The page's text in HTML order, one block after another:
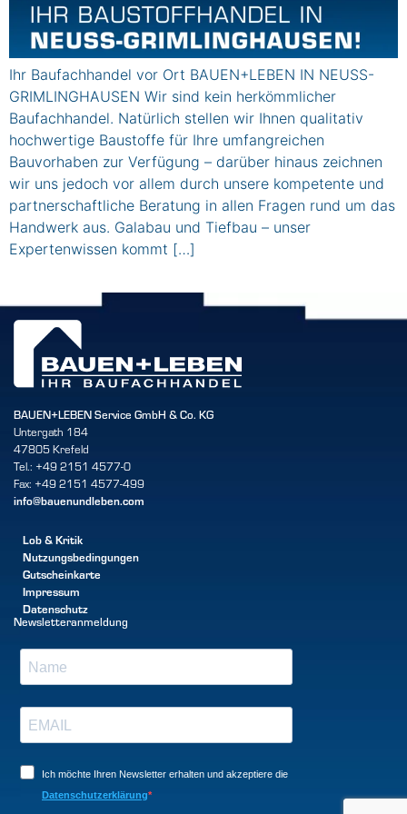
Ihr Baufachhandel vor Ort BAUEN+LEBEN IN NEUSS-
GRIMLINGHAUSEN Wir sind kein herkömmlicher
Baufachhandel. Natürlich stellen wir Ihnen qualitativ
hochwertige Baustoffe für Ihre umfangreichen
Bauvorhaben zur Verfügung – darüber hinaus zeichnen
wir uns jedoch vor allem durch unsere kompetente und
partnerschaftliche Beratung in allen Fragen rund um das
Handwerk aus. Galabau und Tiefbau – unser
Expertenwissen kommt […]
BAUEN+LEBEN Service GmbH & Co. KG
Untergath 184
47805 Krefeld
Tel.: +49 2151 4577-0
Fax: +49 2151 4577-499
info@bauenundleben.com
Lob & Kritik
Nutzungsbedingungen
Gutscheinkarte
Impressum
Datenschutz
Newsletteranmeldung
Ich möchte Ihren Newsletter erhalten und akzeptiere die
Datenschutzerklärung